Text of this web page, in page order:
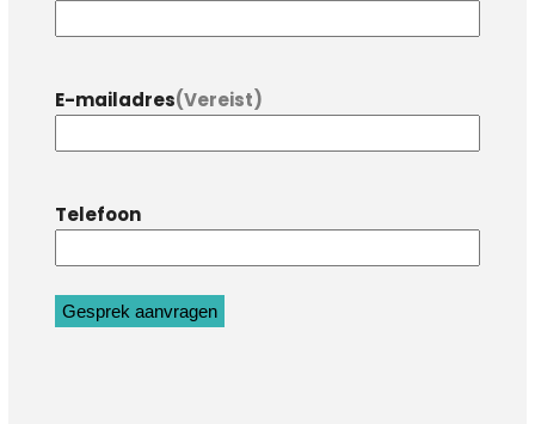
E-mailadres(Vereist)
Telefoon
Gesprek aanvragen